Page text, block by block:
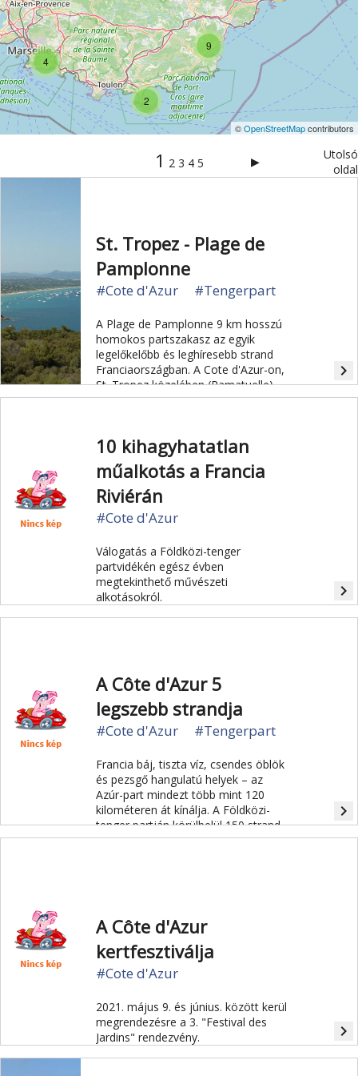
Szabadidőpark Sziget Szirt és fok Szurdok
Tavak Templom és kolostor Tengerpart
Természet Természeti park Toulouse Túra
Üdülési kártya Vár és kastély Városkalauzok
Városnézés Vidámpark Világörökség
4
2
9
©OpenStreetMapcontributors
1 2 3 4 5 ▶
Utolsó
oldal
St. Tropez - Plage de
Pamplonne
#Cote d'Azur #Tengerpart
A Plage de Pamplonne 9 km hosszú
homokos partszakasz az egyik
legelőkelőbb és leghíresebb strand
Franciaországban. A Cote d'Azur-on,
St. Tropez közelében (Ramatuelle)
található.
navigate_next
10 kihagyhatatlan
műalkotás a Francia
Riviérán
#Cote d'Azur
Válogatás a Földközi-tenger
partvidékén egész évben
megtekinthető művészeti
alkotásokról.
navigate_next
A Côte d'Azur 5
legszebb strandja
#Cote d'Azur #Tengerpart
Francia báj, tiszta víz, csendes öblök
és pezsgő hangulatú helyek – az
Azúr-part mindezt több mint 120
kilométeren át kínálja. A Földközi-
tenger partján körülbelül 150 strand
található, egyik szebb, mint a másik.
navigate_next
A Côte d'Azur
kertfesztiválja
#Cote d'Azur
2021. május 9. és június. között kerül
megrendezésre a 3. "Festival des
Jardins" rendezvény.
navigate_next